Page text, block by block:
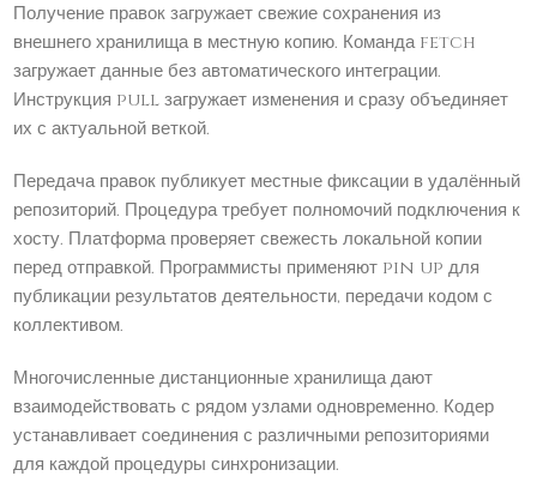
Получение правок загружает свежие сохранения из
внешнего хранилища в местную копию. Команда fetch
загружает данные без автоматического интеграции.
Инструкция pull загружает изменения и сразу объединяет
их с актуальной веткой.
Передача правок публикует местные фиксации в удалённый
репозиторий. Процедура требует полномочий подключения к
хосту. Платформа проверяет свежесть локальной копии
перед отправкой. Программисты применяют pin up для
публикации результатов деятельности, передачи кодом с
коллективом.
Многочисленные дистанционные хранилища дают
взаимодействовать с рядом узлами одновременно. Кодер
устанавливает соединения с различными репозиториями
для каждой процедуры синхронизации.